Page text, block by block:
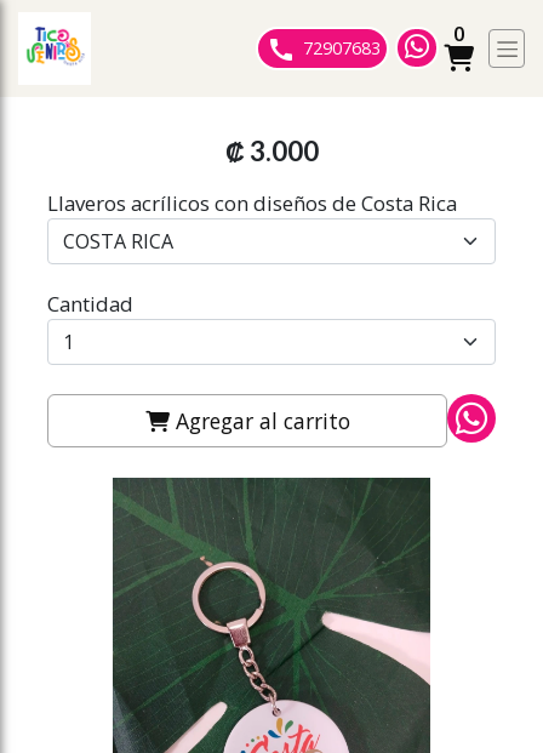
slideout menu. 72907683
0
₡ 3.000
Llaveros acrílicos con diseños de Costa Rica
Cantidad
Agregar al carrito